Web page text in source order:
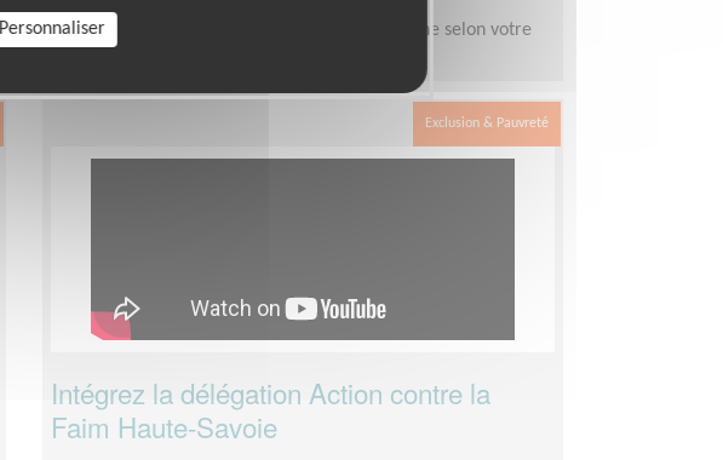
Disponibilité demandée :
De 3 à 6h par semaine selon votre
Exclusion & Pauvreté
Intégrez la délégation Action contre la
Faim Haute-Savoie
Personnaliser